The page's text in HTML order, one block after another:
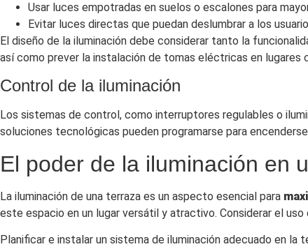
Usar luces empotradas en suelos o escalones para
Evitar luces directas que puedan deslumbrar a los
El diseño de la iluminación debe considerar tanto la
así como prever la instalación de tomas eléctricas en
Control de la iluminación
Los sistemas de control, como interruptores regulables o
soluciones tecnológicas pueden programarse para
El poder de la iluminación en
La iluminación de una terraza es un aspecto esencial para
este espacio en un lugar versátil y atractivo. Considerar el
Planificar e instalar un sistema de iluminación adecuado en